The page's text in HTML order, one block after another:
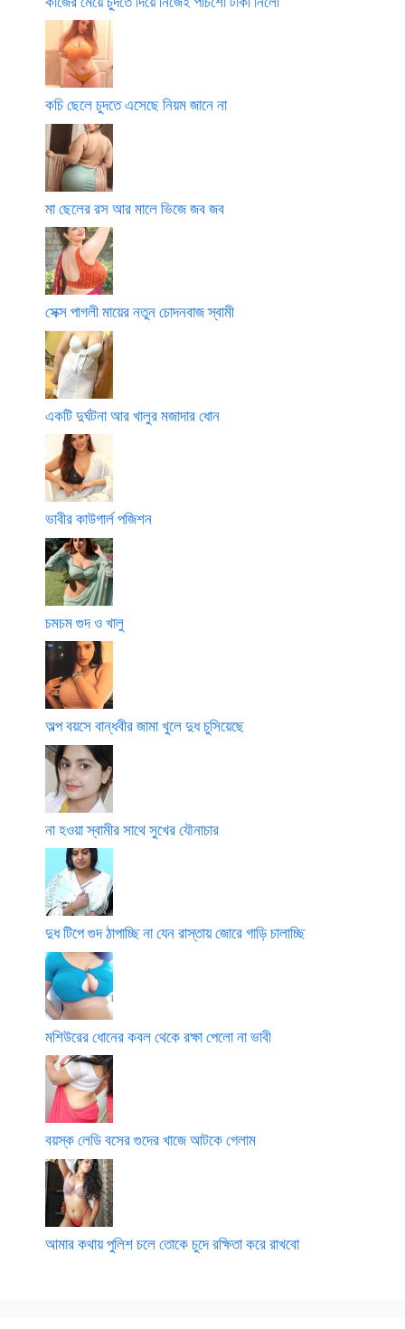
কচি ছেলে চুদতে এসেছে নিয়ম জানে না
মা ছেলের রস আর মালে ভিজে জব জব
সেক্স পাগলী মায়ের নতুন চোদনবাজ স্বামী
একটি দুর্ঘটনা আর খালুর মজাদার ধোন
ভাবীর কাউগার্ল পজিশন
চমচম গুদ ও খালু
অল্প বয়সে বান্ধবীর জামা খুলে দুধ চুসিয়েছে
না হওয়া স্বামীর সাথে সুখের যৌনাচার
দুধ টিপে গুদ ঠাপাচ্ছি না যেন রাস্তায় জোরে গাড়ি চালাচ্ছি
মশিউরের ধোনের কবল থেকে রক্ষা পেলো না ভাবী
বয়স্ক লেডি বসের গুদের খাজে আটকে গেলাম
আমার কথায় পুলিশ চলে তোকে চুদে রক্ষিতা করে রাখবো